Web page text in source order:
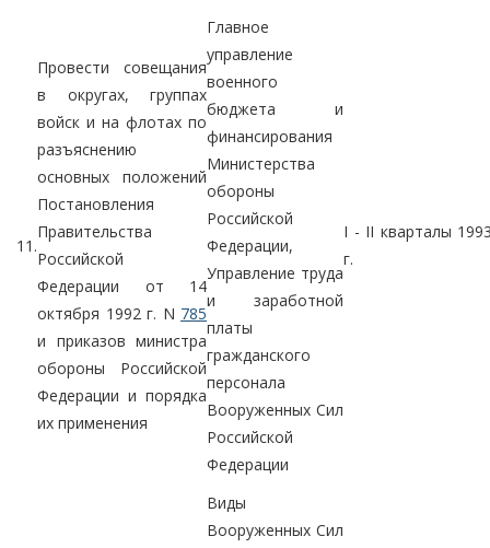
11.
Провести совещания
в округах, группах
войск и на флотах по
разъяснению
основных положений
Постановления
Правительства
Российской
Федерации от 14
октября 1992 г. N 785
и приказов министра
обороны Российской
Федерации и порядка
их применения
Главное
управление
военного
бюджета и
финансирования
Министерства
обороны
Российской
Федерации,
Управление труда
и заработной
платы
гражданского
персонала
Вооруженных Сил
Российской
Федерации
I - II кварталы
г.
Виды
Вооруженных Сил